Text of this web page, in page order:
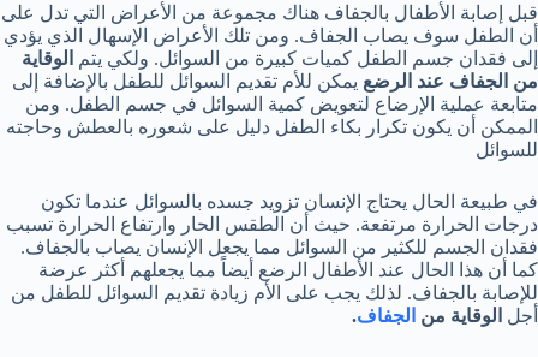
قبل إصابة الأطفال بالجفاف هناك مجموعة من الأعراض التي تدل على
أن الطفل سوف يصاب الجفاف. ومن تلك الأعراض الإسهال الذي يؤدي
إلى فقدان جسم الطفل كميات كبيرة من السوائل. ولكي يتم
الوقاية
من الجفاف عند الرضع يمكن للأم تقديم السوائل للطفل بالإضافة إلى
متابعة عملية الإرضاع لتعويض كمية السوائل في جسم الطفل. ومن
الممكن أن يكون تكرار بكاء الطفل دليل على شعوره بالعطش وحاجته
للسوائل
في طبيعة الحال يحتاج الإنسان تزويد جسده بالسوائل عندما تكون
درجات الحرارة مرتفعة. حيث أن الطقس الحار وارتفاع الحرارة تسبب
فقدان الجسم للكثير من السوائل مما يجعل الإنسان يصاب بالجفاف.
كما أن هذا الحال عند الأطفال الرضع أيضاً مما يجعلهم أكثر عرضة
للإصابة بالجفاف. لذلك يجب على الأم زيادة تقديم السوائل للطفل من
أجل الوقاية من الجفاف.